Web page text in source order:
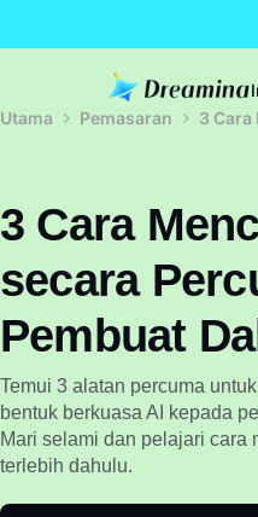
Utama
Pemasaran 3 Cara
3 Cara
secara
Pembuat
Temui 3 alatan percuma
bentuk berkuasa AI kepada
Mari selami dan pelajari cara
terlebih dahulu.